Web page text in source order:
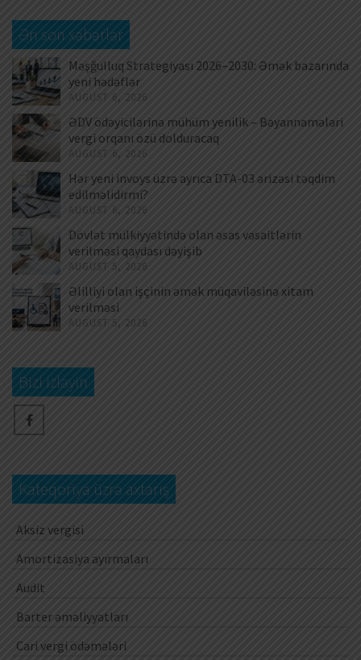
Ən son xəbərlər
Məşğulluq Strategiyası 2026–2030: Əmək bazarında
yeni hədəflər
AUGUST 6, 2026
ƏDV ödəyicilərinə mühüm yenilik – Bəyannamələri
vergi orqanı özü dolduracaq
AUGUST 6, 2026
Hər yeni invoys üzrə ayrıca DTA-03 ərizəsi təqdim
edilməlidirmi?
AUGUST 6, 2026
Dövlət mülkiyyətində olan əsas vəsaitlərin
verilməsi qaydası dəyişib
AUGUST 5, 2026
Əlilliyi olan işçinin əmək müqaviləsinə xitam
verilməsi
AUGUST 5, 2026
Bizi izləyin
Kateqoriya üzrə axtarış
Aksiz vergisi
Amortizasiya ayırmaları
Audit
Barter əməliyyatları
Cari vergi ödəmələri